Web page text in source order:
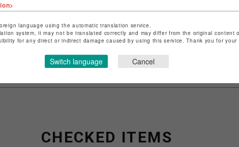
ップ名
商取引法など法令に基づく表記はこちら
ップお問い合わせはこちら
CHECKED ITEMS
language using the automatic translation service.
system, it may not be translated correctly and may differ from the original content
for any direct or indirect damage caused by using this service. Thank you for
Switch language Cancel